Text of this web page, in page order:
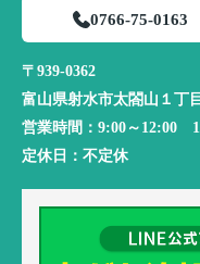
0766-75-0163
〒939-0362
富山県射水市太閤山１丁
営業時間： 9:00～12:00
定休日： 不定休